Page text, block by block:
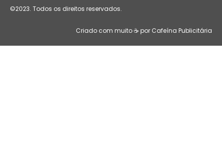
©2023. Todos os direitos reservados.
Criado com muito ☕ por Cafeína Publicitária